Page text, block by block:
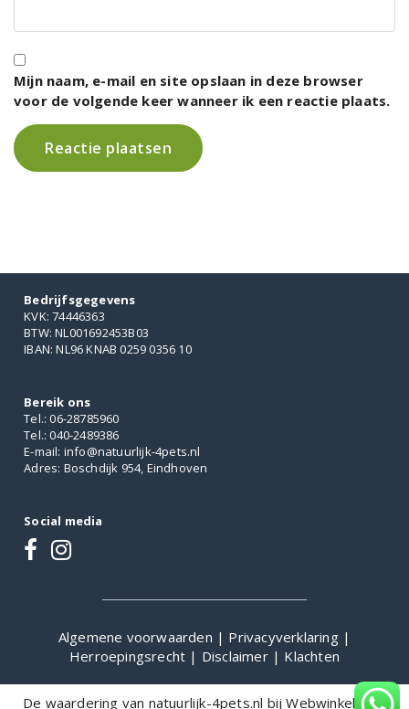
Mijn naam, e-mail en site opslaan in deze browser
voor de volgende keer wanneer ik een reactie plaats.
Bedrijfsgegevens
KVK: 74446363
BTW: NL001692453B03
IBAN: NL96 KNAB 0259 0356 10
Bereik ons
Tel.: 06-28785960
Tel.: 040-2489386
E-mail: info@natuurlijk-4pets.nl
Adres: Boschdijk 954, Eindhoven
Social media
Algemene voorwaarden | Privacyverklaring |
Herroepingsrecht | Disclaimer | Klachten
De waardering van natuurlijk-4pets.nl bijWebwinkelKeur